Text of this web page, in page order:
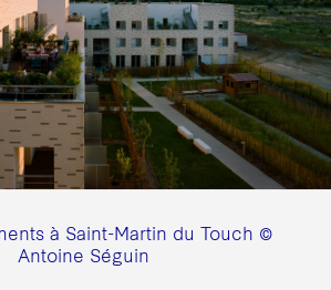
à Saint-Martin du Touch ©
Antoine Séguin